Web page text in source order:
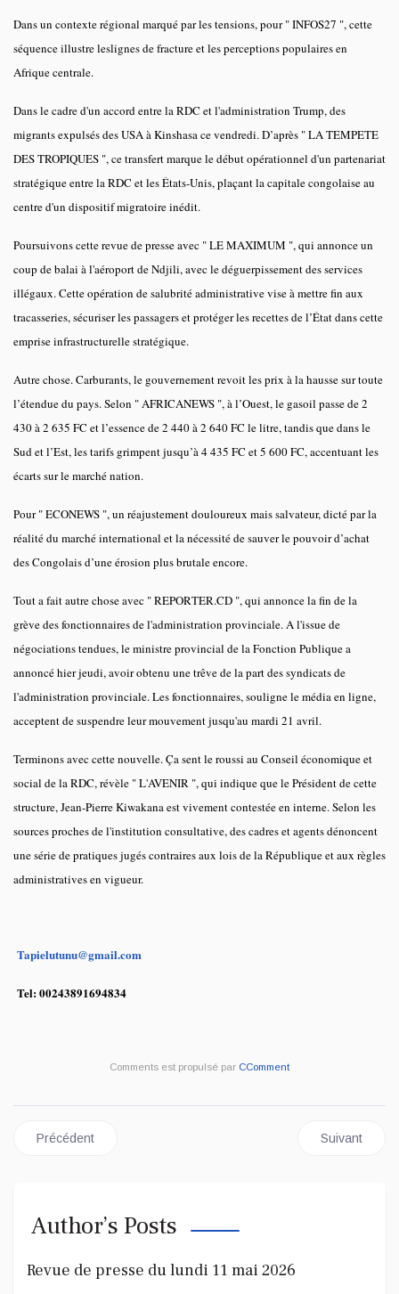
Dans un contexte régional marqué par les tensions, pour " INFOS27 ", cette
séquence illustre leslignes de fracture et les perceptions populaires en
Afrique centrale.
Dans le cadre d'un accord entre la RDC et l'administration Trump, des
migrants expulsés des USA à Kinshasa ce vendredi. D’après " LA TEMPETE
DES TROPIQUES ", ce transfert marque le début opérationnel d'un partenariat
stratégique entre la RDC et les États-Unis, plaçant la capitale congolaise au
centre d'un dispositif migratoire inédit.
Poursuivons cette revue de presse avec " LE MAXIMUM ", qui annonce un
coup de balai à l'aéroport de Ndjili, avec le déguerpissement des services
illégaux. Cette opération de salubrité administrative vise à mettre fin aux
tracasseries, sécuriser les passagers et protéger les recettes de l’État dans cette
emprise infrastructurelle stratégique.
Autre chose. Carburants, le gouvernement revoit les prix à la hausse sur toute
l’étendue du pays. Selon " AFRICANEWS ", à l’Ouest, le gasoil passe de 2
430 à 2 635 FC et l’essence de 2 440 à 2 640 FC le litre, tandis que dans le
Sud et l’Est, les tarifs grimpent jusqu’à 4 435 FC et 5 600 FC, accentuant les
écarts sur le marché nation.
Pour " ECONEWS ", un réajustement douloureux mais salvateur, dicté par la
réalité du marché international et la nécessité de sauver le pouvoir d’achat
des Congolais d’une érosion plus brutale encore.
Tout a fait autre chose avec " REPORTER.CD ", qui annonce la fin de la
grève des fonctionnaires de l'administration provinciale. A l'issue de
négociations tendues, le ministre provincial de la Fonction Publique a
annoncé hier jeudi, avoir obtenu une trêve de la part des syndicats de
l'administration provinciale. Les fonctionnaires, souligne le média en ligne,
acceptent de suspendre leur mouvement jusqu'au mardi 21 avril.
Terminons avec cette nouvelle. Ça sent le roussi au Conseil économique et
social de la RDC, révèle " L'AVENIR ", qui indique que le Président de cette
structure, Jean-Pierre Kiwakana est vivement contestée en interne. Selon les
sources proches de l'institution consultative, des cadres et agents dénoncent
une série de pratiques jugés contraires aux lois de la République et aux règles
administratives en vigueur.
Tapielutunu@gmail.com
Tel: 00243891694834
Comments est propulsé par CComment
Article précédent : Revue de presse du lundi 20 avril 2025
Précédent Article
Suivant
Author’s Posts
Revue de presse du lundi 11 mai 2026